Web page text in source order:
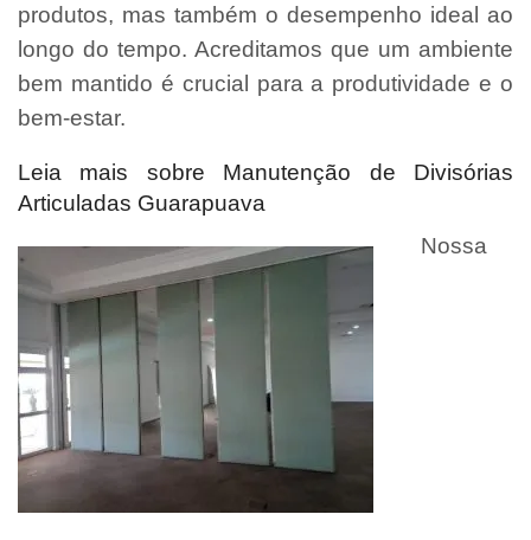
produtos, mas também o desempenho ideal ao
longo do tempo. Acreditamos que um ambiente
bem mantido é crucial para a produtividade e o
bem-estar.
Leia mais sobre Manutenção de Divisórias
Articuladas Guarapuava
Nossa